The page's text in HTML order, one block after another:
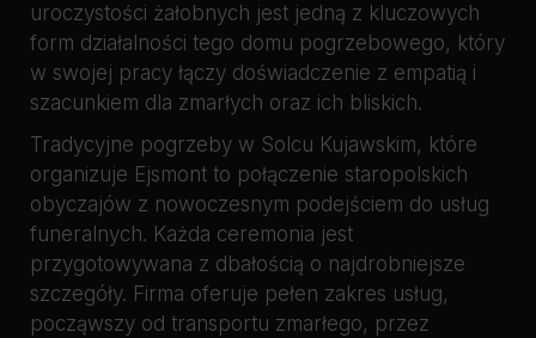
uroczystości żałobnych jest jedną z kluczowych
form działalności tego domu pogrzebowego, który
w swojej pracy łączy doświadczenie z empatią i
szacunkiem dla zmarłych oraz ich bliskich.
Tradycyjne pogrzeby w Solcu Kujawskim, które
organizuje Ejsmont to połączenie staropolskich
obyczajów z nowoczesnym podejściem do usług
funeralnych. Każda ceremonia jest
przygotowywana z dbałością o najdrobniejsze
szczegóły. Firma oferuje pełen zakres usług,
począwszy od transportu zmarłego, przez